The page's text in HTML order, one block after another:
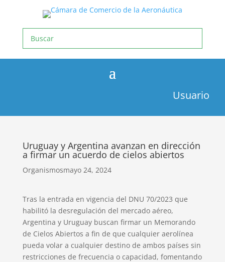
Usuario
Uruguay y Argentina avanzan en dirección
a firmar un acuerdo de cielos abiertos
Organismosmayo 24, 2024
Tras la entrada en vigencia del DNU 70/2023 que
habilitó la desregulación del mercado aéreo,
Argentina y Uruguay buscan firmar un Memorando
de Cielos Abiertos a fin de que cualquier aerolínea
pueda volar a cualquier destino de ambos países sin
restricciones de frecuencia o capacidad, fomentando